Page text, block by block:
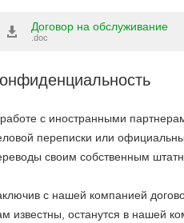
Договор на обслуживание
.doc
с иностранными
переписки или
своим собственным
с нашей компанией
известны, останутся в нашей